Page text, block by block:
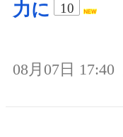
力に
10
08月07日 17:40